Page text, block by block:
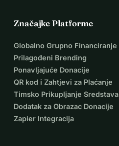
Značajke Platforme
Globalno Grupno Financiranje
Prilagođeni Brending
Ponavljajuće Donacije
QR kod i Zahtjevi za Plaćanje
Timsko Prikupljanje Sredstava
Dodatak za Obrazac Donacije
Zapier Integracija